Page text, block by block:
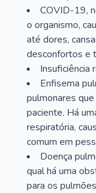
COVID-19,
o organismo,
até dores,
desconfortos e
Insuficiência
Enfisema
pulmonares
paciente. Há
respiratória,
comum em
Doença
qual há uma
para os